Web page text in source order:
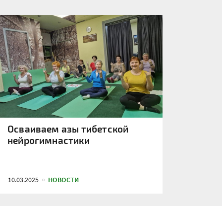
Осваиваем азы тибетской
нейрогимнастики
10.03.2025 НОВОСТИ